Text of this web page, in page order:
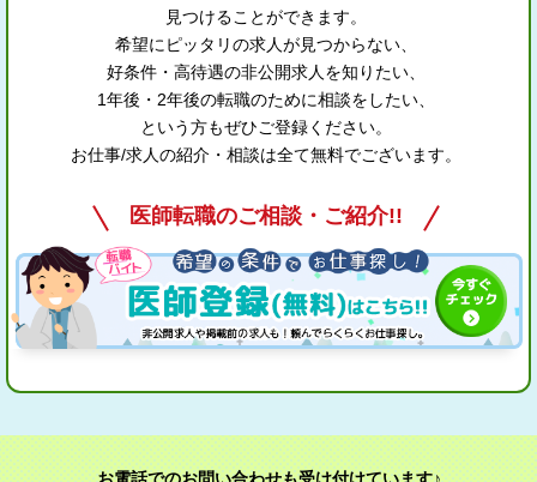
見つけることができます。
希望にピッタリの求人が見つからない、
好条件・高待遇の非公開求人を知りたい、
1年後・2年後の転職のために相談をしたい、
という方もぜひご登録ください。
お仕事/求人の紹介・相談は全て無料でございます。
医師転職のご相談・ご紹介!!
お電話でのお問い合わせも受け付けています♪